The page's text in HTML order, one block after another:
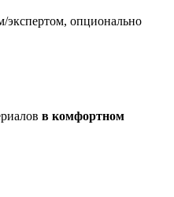
экспертом, опционально
в комфортном